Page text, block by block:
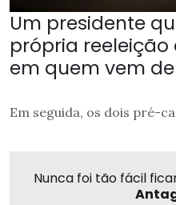
Um presidente
própria
em quem vem
Em seguida, os dois pré-
Nunca foi tão fácil